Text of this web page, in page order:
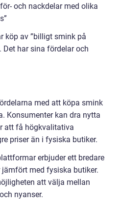
och nackdelar med olika
köp av ”billigt smink på
har sina fördelar och
med att köpa smink
Konsumenter kan dra nytta
att få högkvalitativa
priser än i fysiska butiker.
erbjuder ett bredare
med fysiska butiker.
att välja mellan
nyanser.